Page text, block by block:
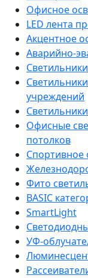
Офисное
LED лента
Акцентное
Аварийно-
учреждений
Офисные
потолков
Фито
BASIC
SmartLight
УФ-